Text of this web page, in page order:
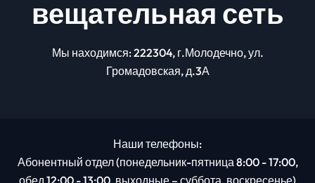
вещательная сеть
Мы находимся: 222304, г.Молодечно, ул.
Громадовская, д.3А
Наши телефоны:
Абонентный отдел (понедельник-пятница 8:00 - 17:00,
обед 12:00 - 13:00, выходные – суббота, воскресенье)